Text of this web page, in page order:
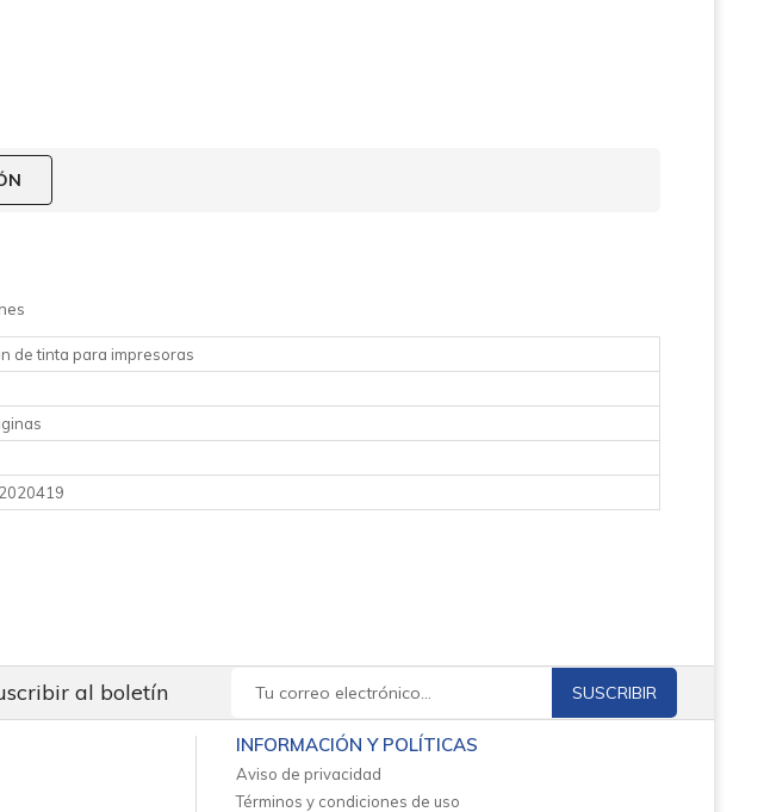
de tinta para impresoras
al boletín SUSCRIBIR
INFORMACIÓN Y POLÍTICAS
Aviso de privacidad
Términos y condiciones de uso